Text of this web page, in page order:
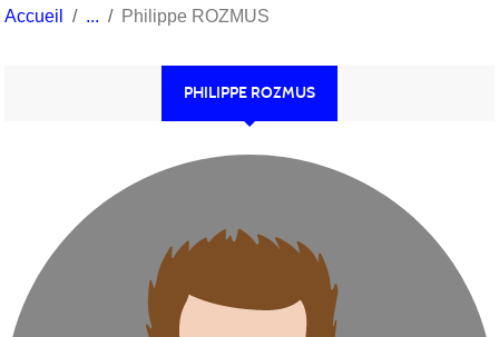
Accueil Philippe ROZMUS
PHILIPPE ROZMUS